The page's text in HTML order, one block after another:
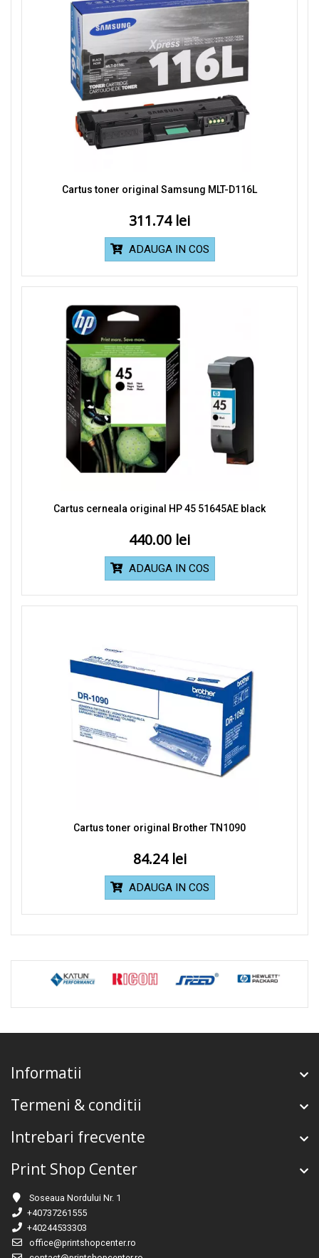
Cartus toner original Samsung MLT-D116L
311.74
ADAUGA IN COS
Cartus cerneala original HP 45 51645AE black
440.00
ADAUGA IN COS
Cartus toner original Brother TN1090
84.24
ADAUGA IN COS
Informatii
Termeni & conditii
Intrebari frecvente
Print Shop Center
Soseaua Nordului Nr. 1
+40737261555
+40244533303
office@printshopcenter.ro